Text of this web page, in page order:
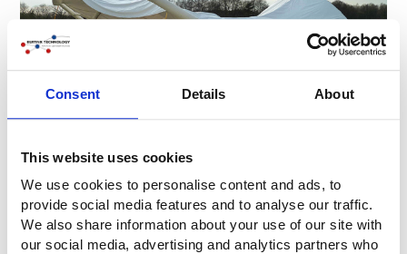
Consent Details About
This website uses cookies
We use cookies to personalise content and ads, to
provide social media features and to analyse our traffic.
We also share information about your use of our site with
our social media, advertising and analytics partners who